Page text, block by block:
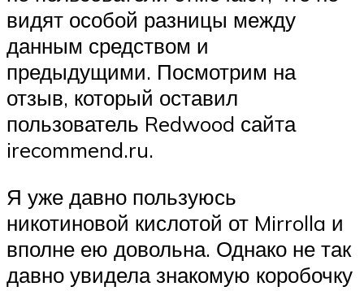
видят особой разницы между
данным средством и
предыдущими. Посмотрим на
отзыв, который оставил
пользователь Redwood сайта
irecommend.ru.
Я уже давно пользуюсь
никотиновой кислотой от Mirrolla и
вполне ею довольна. Однако не так
давно увидела знакомую коробочку